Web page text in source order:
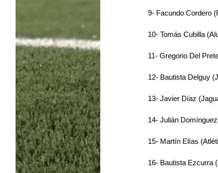
9- Facundo Cordero
10- Tomás Cubilla
11- Gregorio Del
12- Bautista Delguy
13- Javier Díaz
14- Julián
15- Martín Elías
16- Bautista Ezcurra